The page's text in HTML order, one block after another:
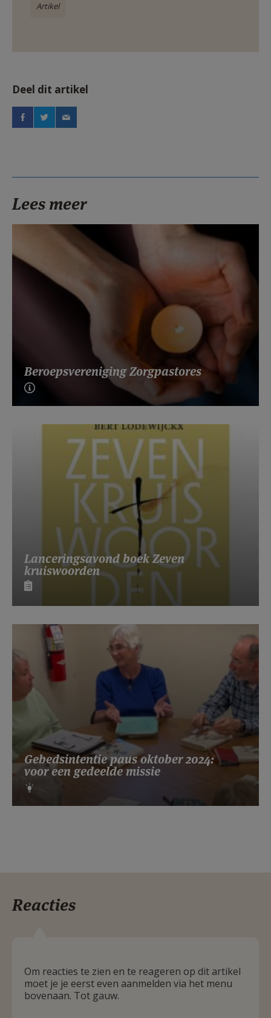
Artikel
Deel dit artikel
Lees meer
Beroepsvereniging Zorgpastores
Lanceringsavond boek Zeven
kruiswoorden
Gebedsintentie paus oktober 2024:
voor een gedeelde missie
Reacties
Om reacties te zien en te reageren op dit artikel
moet je je eerst even aanmelden via het menu
bovenaan. Tot gauw.